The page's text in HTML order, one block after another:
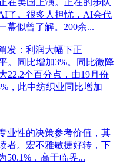
在美国上演。正在的步队
了。很多人担忧，AI会代
幕似曾了解。200余...
发：利润大幅下正
。同比增加3%。同比微降
22.2个百分点，由19月份
，此中纺织业同比增加
业性的决策参考价值，其
者。宏不雅敏捷好转，下
50.1%，高于临界...